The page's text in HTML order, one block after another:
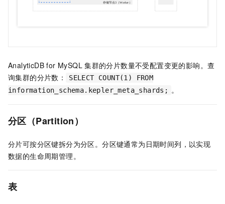
AnalyticDB for MySQL 集群的分片数量不受配置变更的影响。查
询集群的分片数：
SELECT COUNT(1) FROM
information_schema.kepler_meta_shards; 。
分区（Partition）
分片可按分区键拆分为分区。分区键通常为日期时间列，以实现
数据的生命周期管理。
表